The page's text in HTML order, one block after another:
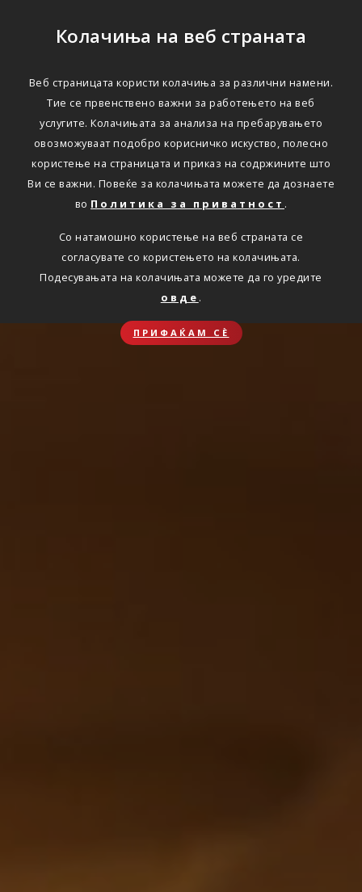
Колачиња на веб страната
Веб страницата користи колачиња за различни намени.
Тие се првенствено важни за работењето на веб
услугите. Колачињата за анализа на пребарувањето
овозможуваат подобро корисничко искуство, полесно
користење на страницата и приказ на содржините што
Ви се важни. Повеќе за колачињата можете да дознаете
во Политика за приватност .
Со натамошно користење на веб страната се
согласувате со користењето на колачињата.
Подесувањата на колачињата можете да го уредите
овде .
ПРИФАЌАМ СЀ